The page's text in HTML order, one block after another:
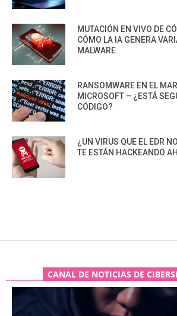
MUTACIÓN EN VIVO DE
CÓMO LA IA GENERA
MALWARE
RANSOMWARE EN EL
MICROSOFT – ¿ESTÁ
CÓDIGO?
¿UN VIRUS QUE EL EDR
TE ESTÁN HACKEANDO
CANAL DE NOTICIAS DE